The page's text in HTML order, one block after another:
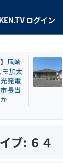
ログイン
尾崎
加太
発電
長当
ブ: ６４